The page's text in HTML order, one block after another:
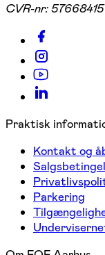
CVR-nr:57668415
Praktisk
Kontakt og
Parkering